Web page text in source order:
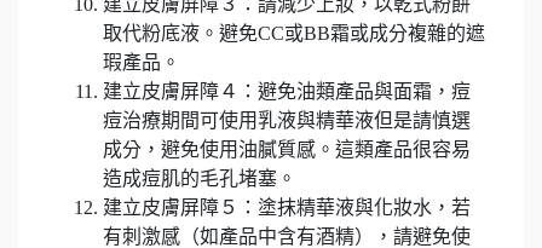
取代粉底液。避免CC或BB霜或成分複雜的遮
瑕產品。
建立皮膚屏障４：避免油類產品與面霜，痘
痘治療期間可使用乳液與精華液但是請慎選
成分，避免使用油膩質感。這類產品很容易
造成痘肌的毛孔堵塞。
建立皮膚屏障５：塗抹精華液與化妝水，若
有刺激感（如產品中含有酒精），請避免使